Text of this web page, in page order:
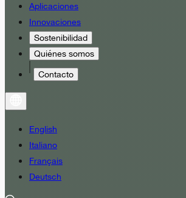
Aplicaciones
Innovaciones
Sostenibilidad
Quiénes somos
Contacto
English
Italiano
Français
Deutsch